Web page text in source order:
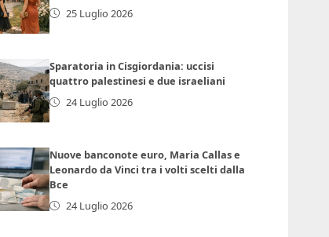
25 Luglio 2026
Sparatoria in Cisgiordania: uccisi
quattro palestinesi e due israeliani
24 Luglio 2026
Nuove banconote euro, Maria Callas e
Leonardo da Vinci tra i volti scelti dalla
Bce
24 Luglio 2026